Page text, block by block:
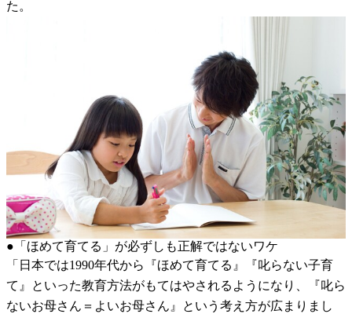
た。
●「ほめて育てる」が必ずしも正解ではないワケ
「日本では1990年代から『ほめて育てる』『叱らない子育
て』といった教育方法がもてはやされるようになり、『叱ら
ないお母さん＝よいお母さん』という考え方が広まりまし